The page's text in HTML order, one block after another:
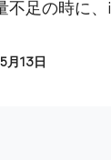
足の時に
月13日